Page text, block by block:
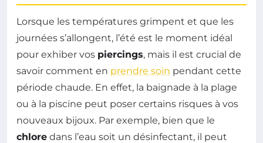
Lorsque les températures grimpent et que les
journées s’allongent, l’été est le moment idéal
pour exhiber vos piercings, mais il est crucial de
savoir comment en prendre soin pendant cette
période chaude. En effet, la baignade à la plage
ou à la piscine peut poser certains risques à vos
nouveaux bijoux. Par exemple, bien que le
chlore dans l’eau soit un désinfectant, il peut